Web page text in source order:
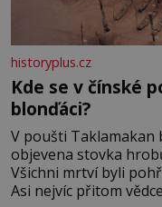
historyplus.cz
Kde se v čínské
blonďáci?
V poušti Taklamakan
objevena stovka
Všichni mrtví byli
Asi nejvíc přitom